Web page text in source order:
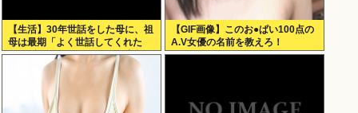
【生活】30年世話をした母に、祖
母は最期「よく世話してくれた
ね。ずっと嫌いだったのが残念だ
よ」と言って死んだ
【GIF画像】このお●ぱい100点の
A.V女優の名前を教えろ！